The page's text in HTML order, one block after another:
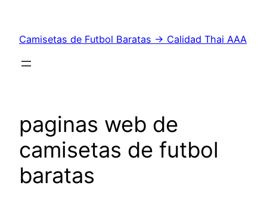
contenido
Camisetas de Futbol Baratas → Calidad Thai AAA
paginas web de
camisetas de futbol
baratas